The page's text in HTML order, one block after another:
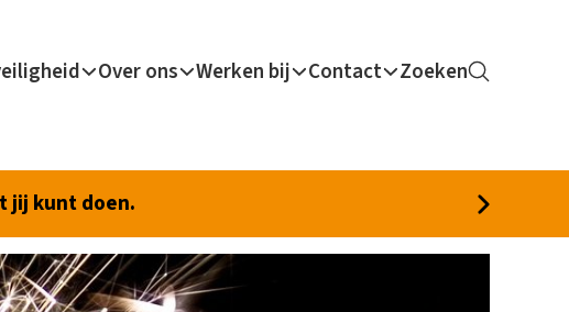
Over ons Werken bij Contact Zoeken
jij kunt doen.